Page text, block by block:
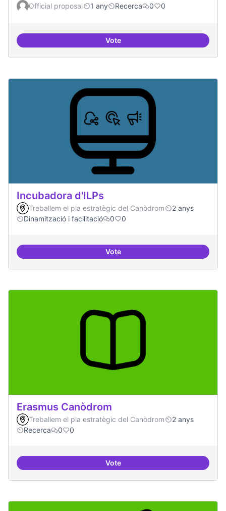
Official proposal 1 any Recerca 0 0
VoteConnectar repositori de
Incubadora d'ILPs
Treballem el pla estratègic del Canòdrom
2 anys
Dinamització i facilitació
0 0
VoteIncubadora d'ILPs
Erasmus Canòdrom
Treballem el pla estratègic del Canòdrom
2 anys
Recerca
0 0
VoteErasmus Canòdrom